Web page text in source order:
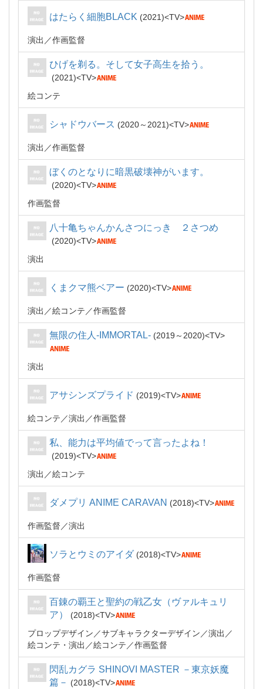
はたらく細胞BLACK 2021 TV
演出 作画監督
ひげを剃る。そして女子高生を拾う。
2021
TV
絵コンテ
シャドウバース 2020～2021 TV
演出 作画監督
ぼくのとなりに暗黒破壊神がいます。
2020
TV
作画監督
八十亀ちゃんかんさつにっき ２さつめ
2020
TV
演出
くまクマ熊ベアー 2020 TV
演出 絵コンテ 作画監督
無限の住人-IMMORTAL- 2019～2020 TV
演出
アサシンズプライド 2019 TV
絵コンテ 演出 作画監督
私、能力は平均値でって言ったよね！
2019
TV
演出
絵コンテ
ダメプリ ANIME CARAVAN 2018 TV
作画監督 演出
ソラとウミのアイダ 2018 TV
作画監督
百錬の覇王と聖約の戦乙女（ヴァルキュリ
ア）
2018
TV
プロップデザイン
サブキャラクターデザイン
演出
絵コンテ・演出
絵コンテ 作画監督
閃乱カグラ SHINOVI MASTER －東京妖魔
篇－
2018
TV